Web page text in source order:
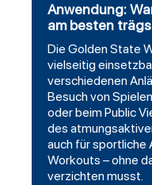
Anwendung:
am besten
Die Golden State
vielseitig
verschiedenen
Besuch von
oder beim Public
des
auch für
Workouts – ohne
verzichten musst.